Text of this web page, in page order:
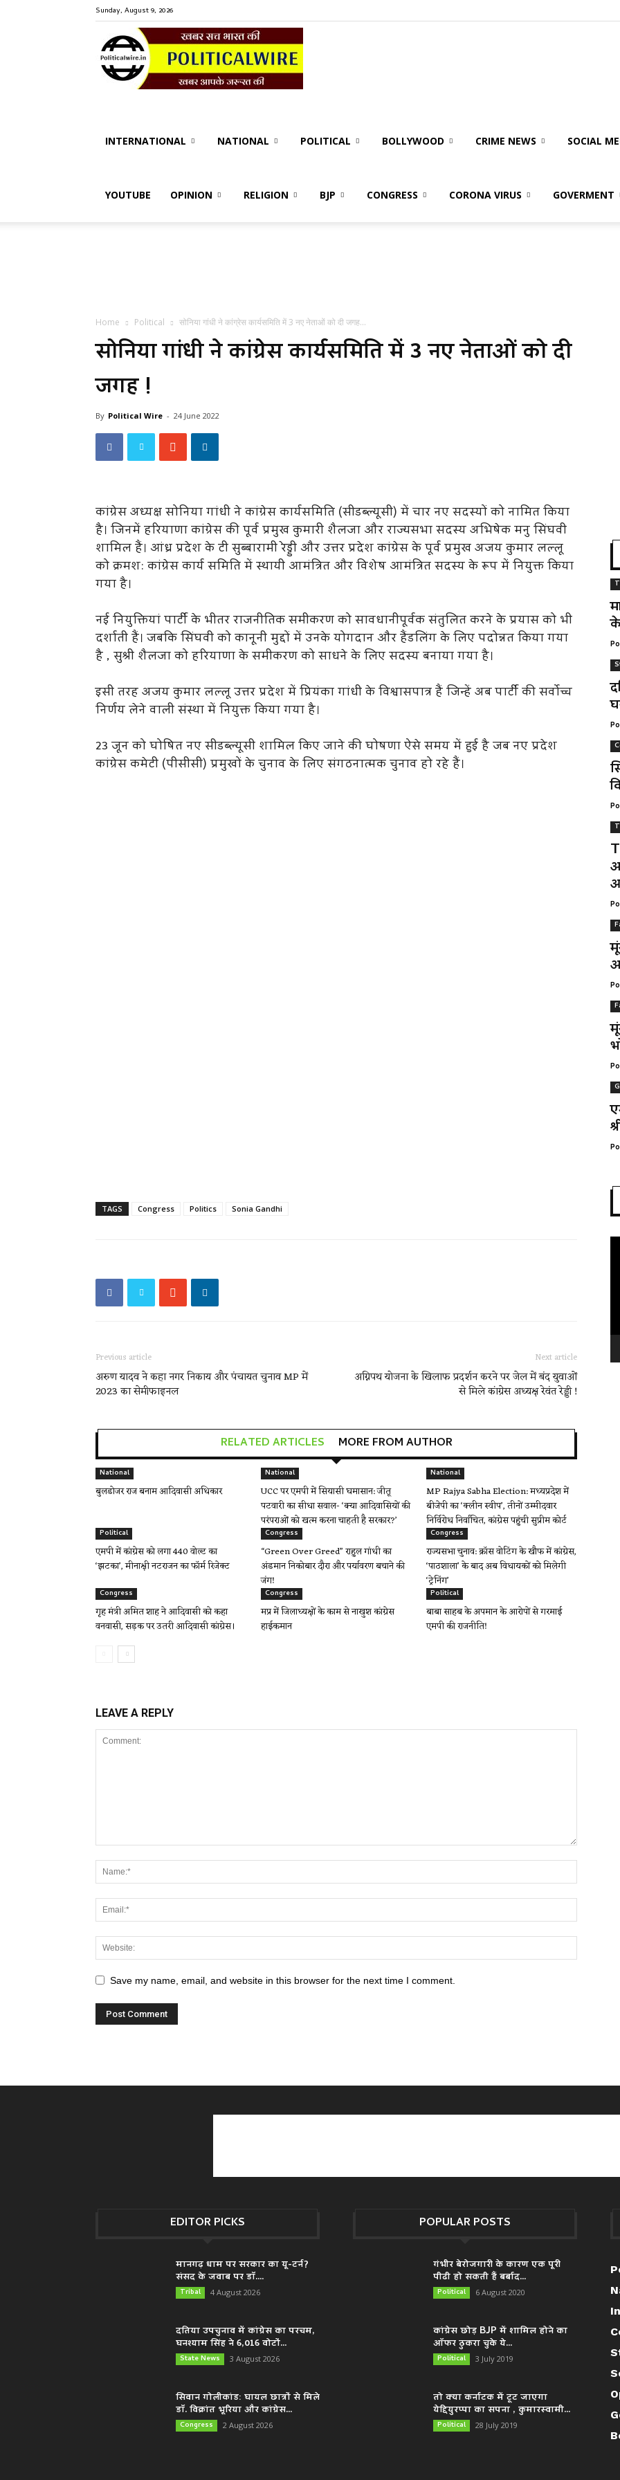
Sunday, August 9, 2026
INTERNATIONAL NATIONAL POLITICAL BOLLYWOOD CRIME NEWS SOCIAL
YOUTUBE OPINION RELIGION BJP CONGRESS CORONA VIRUS GOVERMENT
Home Political सोनिया गांधी ने कांग्रेस कार्यसमिति में 3 नए नेताओं को दी जगह...
सोनिया गांधी ने कांग्रेस कार्यसमिति में 3 नए नेताओं को दी
जगह !
By Political Wire - 24 June 2022
कांग्रेस अध्यक्ष सोनिया गांधी ने कांग्रेस कार्यसमिति (सीडब्ल्यूसी) में चार नए सदस्यों को नामित किया
है। जिनमें हरियाणा कांग्रेस की पूर्व प्रमुख कुमारी शैलजा और राज्यसभा सदस्य अभिषेक मनु सिंघवी
शामिल हैं। आंध्र प्रदेश के टी सुब्बारामी रेड्डी और उत्तर प्रदेश कांग्रेस के पूर्व प्रमुख अजय कुमार लल्लू
को क्रमश: कांग्रेस कार्य समिति में स्थायी आमंत्रित और विशेष आमंत्रित सदस्य के रूप में नियुक्त किया
गया है।
नई नियुक्तियां पार्टी के भीतर राजनीतिक समीकरण को सावधानीपूर्वक संतुलित करने के प्रयास को भी
दर्शाती हैं। जबकि सिंघवी को कानूनी मुद्दों में उनके योगदान और हैंडलिंग के लिए पदोन्नत किया गया
है , सुश्री शैलजा को हरियाणा के समीकरण को साधने के लिए सदस्य बनाया गया है।
इसी तरह अजय कुमार लल्लू उत्तर प्रदेश में प्रियंका गांधी के विश्वासपात्र हैं जिन्हें अब पार्टी की सर्वोच्च
निर्णय लेने वाली संस्था में नियुक्त किया गया है।
23 जून को घोषित नए सीडब्ल्यूसी शामिल किए जाने की घोषणा ऐसे समय में हुई है जब नए प्रदेश
कांग्रेस कमेटी (पीसीसी) प्रमुखों के चुनाव के लिए संगठनात्मक चुनाव हो रहे हैं।
TAGS Congress Politics Sonia Gandhi
Previous article
अरुण यादव ने कहा नगर निकाय और पंचायत चुनाव MP में
2023 का सेमीफाइनल
Next article
अग्निपथ योजना के खिलाफ प्रदर्शन करने पर जेल में बंद युवाओं
से मिले कांग्रेस अध्यक्ष रेवंत रेड्डी !
RELATED ARTICLES MORE FROM AUTHOR
National
बुलडोजर राज बनाम आदिवासी अधिकार
National
UCC पर एमपी में सियासी घमासान: जीतू
पटवारी का सीधा सवाल- ‘क्या आदिवासियों की
परंपराओं को खत्म करना चाहती है सरकार?’
National
MP Rajya Sabha Election: मध्यप्रदेश में
बीजेपी का ‘क्लीन स्वीप’, तीनों उम्मीदवार
निर्विरोध निर्वाचित, कांग्रेस पहुंची सुप्रीम कोर्ट
Political
एमपी में कांग्रेस को लगा 440 वोल्ट का
‘झटका’, मीनाक्षी नटराजन का फॉर्म रिजेक्ट
Congress
“Green Over Greed” राहुल गांधी का
अंडमान निकोबार दौरा और पर्यावरण बचाने की
जंग!
Congress
राज्यसभा चुनाव: क्रॉस वोटिंग के खौफ में कांग्रेस,
‘पाठशाला’ के बाद अब विधायकों को मिलेगी
‘ट्रेनिंग’
Congress
गृह मंत्री अमित शाह ने आदिवासी को कहा
वनवासी, सड़क पर उतरी आदिवासी कांग्रेस।
Congress
मप्र में जिलाध्यक्षों के काम से नाखुश कांग्रेस
हाईकमान
Political
बाबा साहब के अपमान के आरोपों से गरमाई
एमपी की राजनीति!
LEAVE A REPLY
Save my name, email, and website in this browser for the next time I comment.
EDITOR PICKS
मानगढ़ धाम पर सरकार का यू-टर्न?
संसद के जवाब पर डॉ....
Tribal 4 August 2026
दतिया उपचुनाव में कांग्रेस का परचम,
घनश्याम सिंह ने 6,016 वोटों...
State News 3 August 2026
सिवान गोलीकांड: घायल छात्रों से मिले
डॉ. विक्रांत भूरिया और कांग्रेस...
Congress 2 August 2026
POPULAR POSTS
गंभीर बेरोजगारी के कारण एक पूरी
पीढी हो सकती हैं बर्बाद...
Political 6 August 2020
कांग्रेस छोड़ BJP में शामिल होने का
ऑफर ठुकरा चुके ये...
Political 3 July 2019
तो क्या कर्नाटक में टूट जाएगा
येद्दियुरप्पा का सपना , कुमारस्वामी...
Political 28 July 2019